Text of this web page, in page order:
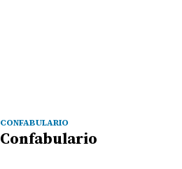
CONFABULARIO
Confabulario